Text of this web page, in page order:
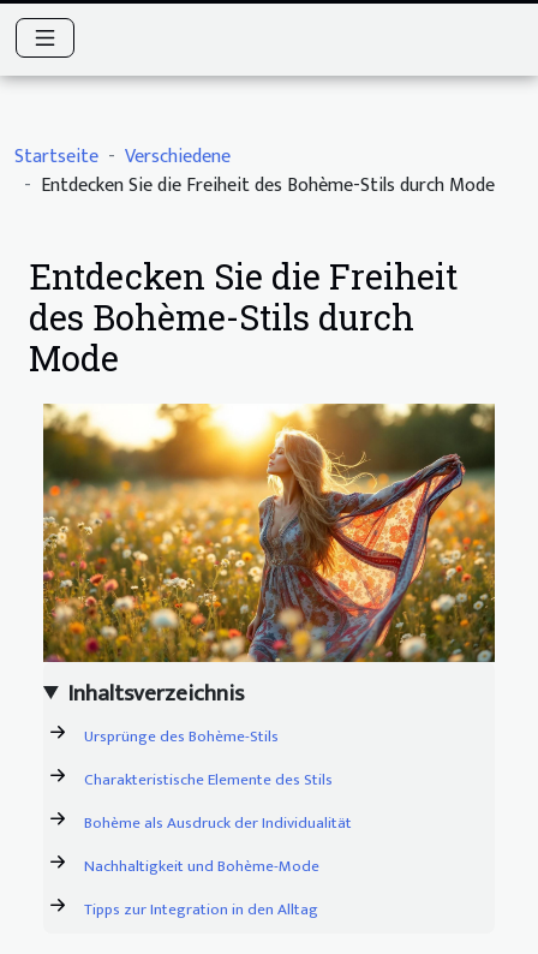
Startseite
Verschiedene
Entdecken Sie die Freiheit des Bohème-Stils durch Mode
Entdecken Sie die Freiheit
des Bohème-Stils durch
Mode
Inhaltsverzeichnis
Ursprünge des Bohème-Stils
Charakteristische Elemente des Stils
Bohème als Ausdruck der Individualität
Nachhaltigkeit und Bohème-Mode
Tipps zur Integration in den Alltag